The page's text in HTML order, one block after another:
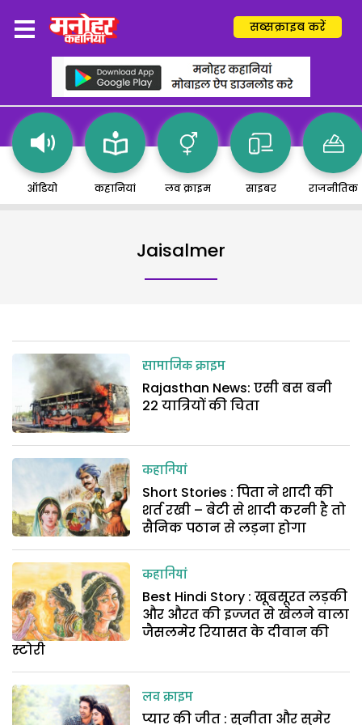
सब्सक्राइब करें
ऑडियो कहानियां लव क्राइम साइबर राजनीतिक
Jaisalmer
सामाजिक क्राइम
Rajasthan News: एसी बस बनी
22 यात्रियों की चिता
कहानियां
Short Stories : पिता ने शादी की
शर्त रखी – बेटी से शादी करनी है तो
सैनिक पठान से लड़ना होगा
कहानियां
Best Hindi Story : खूबसूरत लड़की
और औरत की इज्जत से खेलने वाला
जैसलमेर रियासत के दीवान की
स्टोरी
लव क्राइम
प्यार की जीत : सुनीता और सुमेर